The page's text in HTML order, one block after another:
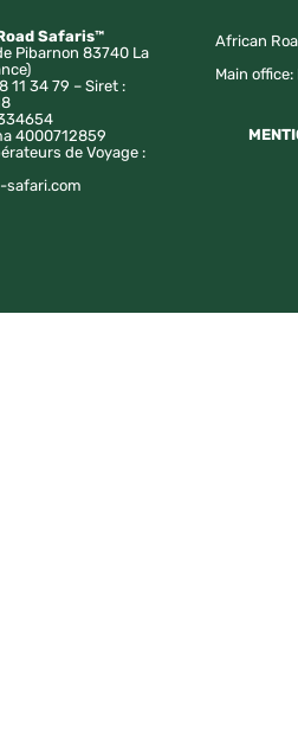
Safaris™
Pibarnon 83740 La
11 34 79 – Siret :
4000712859
de Voyage :
safari.com
African
Main